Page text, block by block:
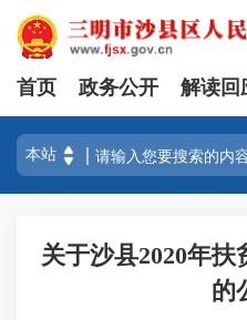
首页 政务公开 解读回
关于沙县2020年
的